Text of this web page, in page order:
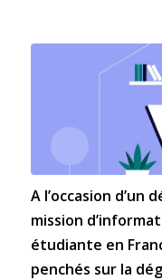
A l’occasion d’un
mission
étudiante en
penchés sur la